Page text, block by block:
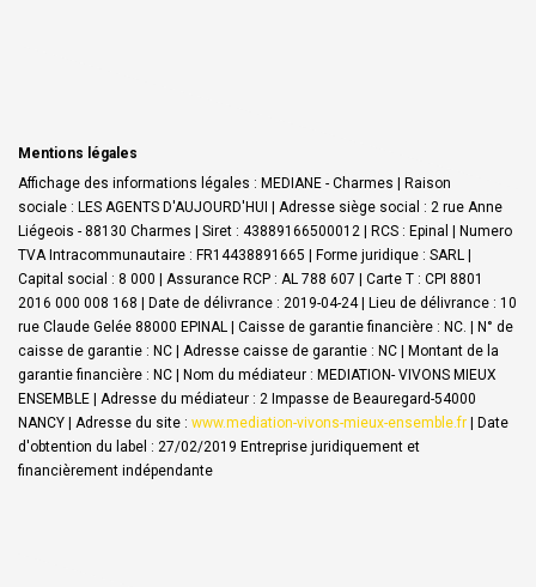
Mentions légales
Affichage des informations légales : MEDIANE - Charmes | Raison
sociale : LES AGENTS D'AUJOURD'HUI | Adresse siège social : 2 rue Anne
Liégeois - 88130 Charmes | Siret : 43889166500012 | RCS : Epinal | Numero
TVA Intracommunautaire : FR14438891665 | Forme juridique : SARL |
Capital social : 8 000 | Assurance RCP : AL 788 607 | Carte T : CPI 8801
2016 000 008 168 | Date de délivrance : 2019-04-24 | Lieu de délivrance : 10
rue Claude Gelée 88000 EPINAL | Caisse de garantie financière : NC. | N° de
caisse de garantie : NC | Adresse caisse de garantie : NC | Montant de la
garantie financière : NC | Nom du médiateur : MEDIATION- VIVONS MIEUX
ENSEMBLE | Adresse du médiateur : 2 Impasse de Beauregard-54000
NANCY | Adresse du site : www.mediation-vivons-mieux-ensemble.fr | Date
d'obtention du label : 27/02/2019 Entreprise juridiquement et
financièrement indépendante